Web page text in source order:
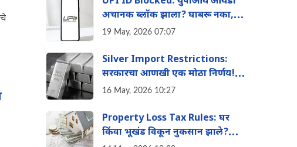
अचानक ब्लॉक झाला? घाबरू नका,
त्वरित करा 'हे' काम
19 May, 2026 07:07
Silver Import Restrictions:
सरकारचा आणखी एक मोठा निर्णय!
चांदीच्या आयातीवर आता मोठी मर्यादा
16 May, 2026 10:27
Property Loss Tax Rules: घर
किंवा भूखंड विकून नुकसान झाले?